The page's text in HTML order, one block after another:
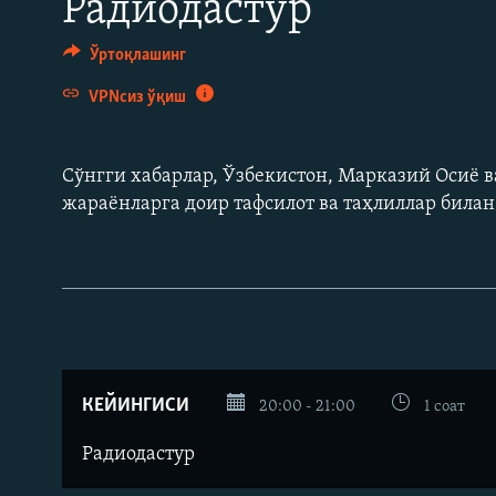
Радиодастур
Ўртоқлашинг
VPNсиз ўқиш
Сўнгги хабарлар, Ўзбекистон, Марказий Осиë
жараëнларга доир тафсилот ва таҳлиллар
КЕЙИНГИСИ 20:00 - 21:00 1 соат
Радиодастур